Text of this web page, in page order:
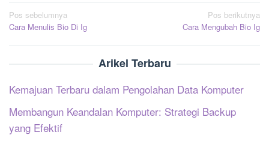
Navigasi
pos
Pos sebelumnya
Cara Menulis Bio Di Ig
Pos berikutnya
Cara Mengubah Bio Ig
Arikel Terbaru
Kemajuan Terbaru dalam Pengolahan Data Komputer
Membangun Keandalan Komputer: Strategi Backup
yang Efektif